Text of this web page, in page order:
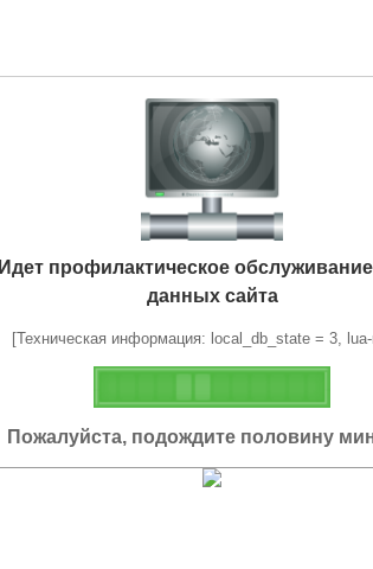
Идет профилактическое
данных сайта
[Техническая информация: local_db_state = 3,
Пожалуйста, подождите половину